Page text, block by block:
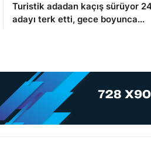
Turistik adadan kaçış sürüyor
adayı terk etti, gece boyunca...